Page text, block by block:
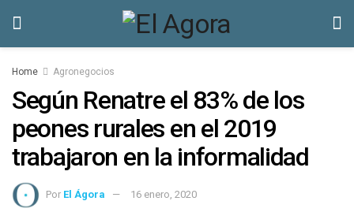
Home Agronegocios
Según Renatre el 83% de los
peones rurales en el 2019
trabajaron en la informalidad
Por El Ágora 16 enero, 2020